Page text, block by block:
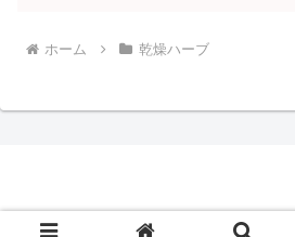
ホーム 乾燥ハーブ
© 2017 干し野菜.